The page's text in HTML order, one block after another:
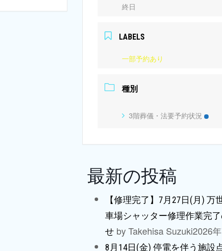
終日
LABELS
一部予約あり
種別
3階葬儀・法要予約状況
最新の投稿
【修理完了】7月27日(月) 万
車場シャッター修理作業完
せ by Takehisa Suzuki2026
8月14日(金) 停電を伴う施設